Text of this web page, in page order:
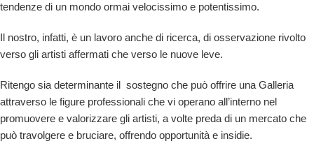
tendenze di un mondo ormai velocissimo e potentissimo.
Il nostro, infatti, è un lavoro anche di ricerca, di osservazione rivolto
verso gli artisti affermati che verso le nuove leve.
Ritengo sia determinante il sostegno che può offrire una Galleria
attraverso le figure professionali che vi operano all’interno nel
promuovere e valorizzare gli artisti, a volte preda di un mercato che
può travolgere e bruciare, offrendo opportunità e insidie.